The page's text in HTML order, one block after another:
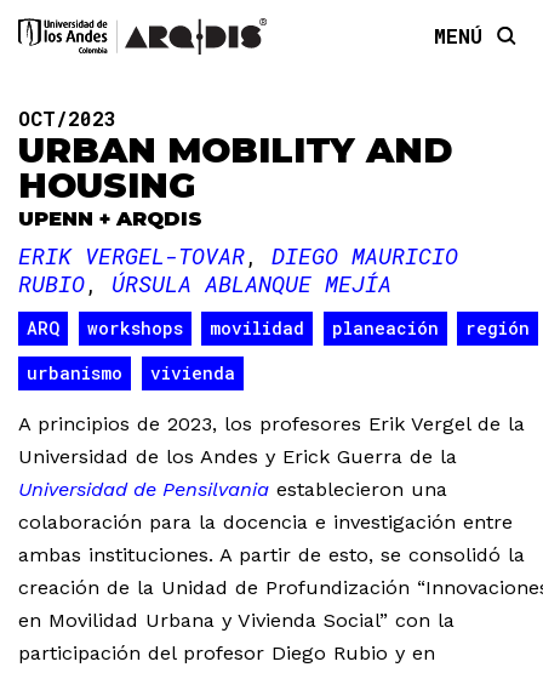
MENÚ
OCT/2023
URBAN MOBILITY AND
HOUSING
UPENN + ARQDIS
ERIK VERGEL-TOVAR
DIEGO MAURICIO
RUBIO
ÚRSULA ABLANQUE MEJÍA
ARQ workshops movilidad planeación
región
urbanismo
vivienda
A principios de 2023, los profesores Erik Vergel de la
Universidad de los Andes y Erick Guerra de la
Universidad de Pensilvania establecieron una
colaboración para la docencia e investigación entre
ambas instituciones. A partir de esto, se consolidó la
creación de la Unidad de Profundización
en Movilidad Urbana y Vivienda Social” con la
participación del profesor Diego Rubio y en